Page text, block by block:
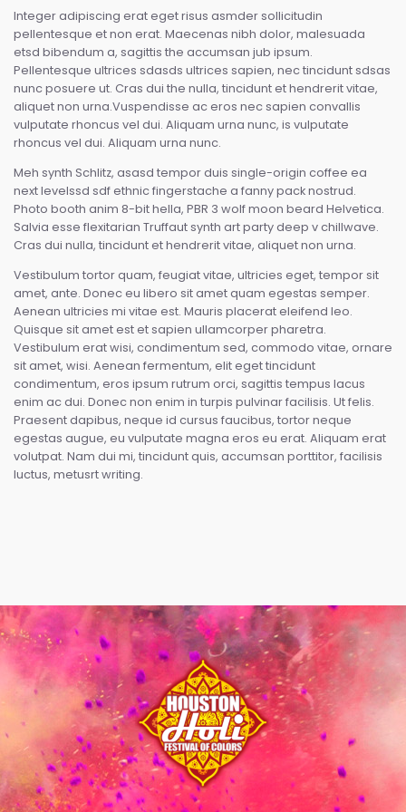
Integer adipiscing erat eget risus asmder sollicitudin
pellentesque et non erat. Maecenas nibh dolor, malesuada
etsd bibendum a, sagittis the accumsan jub ipsum.
Pellentesque ultrices sdasds ultrices sapien, nec tincidunt sdsas
nunc posuere ut. Cras dui the nulla, tincidunt et hendrerit vitae,
aliquet non urna.Vuspendisse ac eros nec sapien convallis
vulputate rhoncus vel dui. Aliquam urna nunc, is vulputate
rhoncus vel dui. Aliquam urna nunc.
Meh synth Schlitz, asasd tempor duis single-origin coffee ea
next levelssd sdf ethnic fingerstache a fanny pack nostrud.
Photo booth anim 8-bit hella, PBR 3 wolf moon beard Helvetica.
Salvia esse flexitarian Truffaut synth art party deep v chillwave.
Cras dui nulla, tincidunt et hendrerit vitae, aliquet non urna.
Vestibulum tortor quam, feugiat vitae, ultricies eget, tempor sit
amet, ante. Donec eu libero sit amet quam egestas semper.
Aenean ultricies mi vitae est. Mauris placerat eleifend leo.
Quisque sit amet est et sapien ullamcorper pharetra.
Vestibulum erat wisi, condimentum sed, commodo vitae, ornare
sit amet, wisi. Aenean fermentum, elit eget tincidunt
condimentum, eros ipsum rutrum orci, sagittis tempus lacus
enim ac dui. Donec non enim in turpis pulvinar facilisis. Ut felis.
Praesent dapibus, neque id cursus faucibus, tortor neque
egestas augue, eu vulputate magna eros eu erat. Aliquam erat
volutpat. Nam dui mi, tincidunt quis, accumsan porttitor, facilisis
luctus, metusrt writing.